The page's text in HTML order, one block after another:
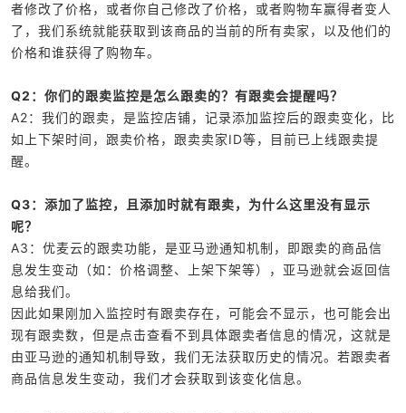
者修改了价格，或者你自己修改了价格，或者购物车赢得者变人
了，我们系统就能获取到该商品的当前的所有卖家，以及他们的
价格和谁获得了购物车。
Q2：你们的跟卖监控是怎么跟卖的？有跟卖会提醒吗？
A2：我们的跟卖，是监控店铺，记录添加监控后的跟卖变化，比
如上下架时间，跟卖价格，跟卖卖家ID等，目前已上线跟卖提
醒。
Q3：添加了监控，且添加时就有跟卖，为什么这里没有显示
呢？
A3：优麦云的跟卖功能，是亚马逊通知机制，即跟卖的商品信
息发生变动（如：价格调整、上架下架等），亚马逊就会返回信
息给我们。
因此如果刚加入监控时有跟卖存在，可能会不显示，也可能会出
现有跟卖数，但是点击查看不到具体跟卖者信息的情况，这就是
由亚马逊的通知机制导致，我们无法获取历史的情况。若跟卖者
商品信息发生变动，我们才会获取到该变化信息。